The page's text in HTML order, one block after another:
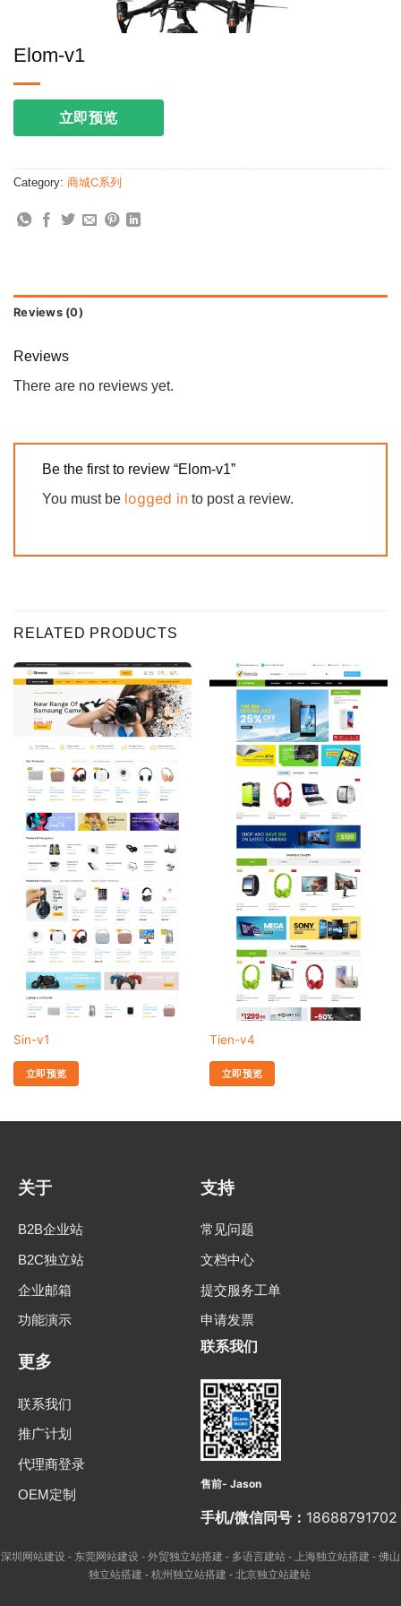
Elom-v1
立即预览
Category: 商城C系列
Reviews (0)
Reviews
There are no reviews yet.
Be the first to review “Elom-v1”
You must be logged in to post a review.
RELATED PRODUCTS
Sin-v1
立即预览
Tien-v4
立即预览
关于
B2B企业站
B2C独立站
企业邮箱
功能演示
支持
常见问题
文档中心
提交服务工单
申请发票
更多
联系我们
推广计划
代理商登录
OEM定制
联系我们
售前- Jason
手机/微信同号： 18688791702
深圳网站建设 - 东莞网站建设 - 外贸独立站搭建 - 多语言建站 - 上海独立站搭建 - 佛山
独立站搭建 - 杭州独立站搭建 - 北京独立站建站